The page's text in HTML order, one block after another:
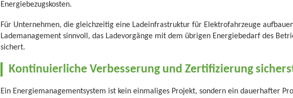
Energiebezugskosten.
Für Unternehmen, die gleichzeitig eine Ladeinfrastruktur für Elektrofahrzeuge
Lademanagement sinnvoll, das Ladevorgänge mit dem übrigen Energiebedarf des
sichert.
Kontinuierliche Verbesserung und Zertifizierung
Ein Energiemanagementsystem ist kein einmaliges Projekt, sondern ein dauerhafter